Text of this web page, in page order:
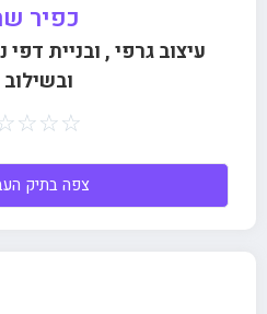
כפיר
עיצוב גרפי , ובניית
ובשילוב AI
☆
☆
☆
צפה בתיק